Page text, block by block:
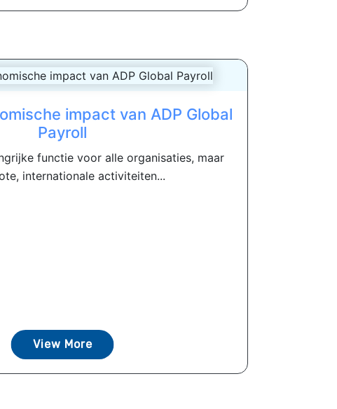
impact van ADP Global
Payroll
functie voor alle organisaties, maar
internationale activiteiten...
View More